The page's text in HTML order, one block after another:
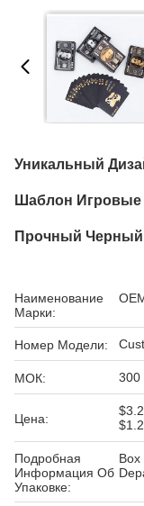
Уникальный
Шаблон Игровые
Прочный Черный
Наименование
Марки:
Номер Модели:
МОК: 300
Цена:
Подробная
Информация Об
Упаковке: